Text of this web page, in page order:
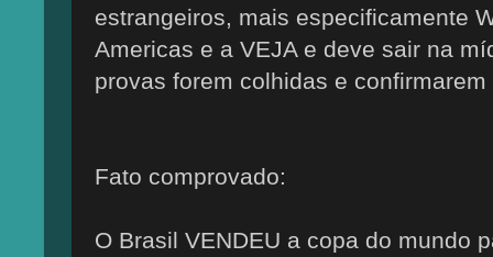
estrangeiros, mais especificamente
Americas e a VEJA e deve sair na
provas forem colhidas e
Fato comprovado:
O Brasil VENDEU a copa do mundo